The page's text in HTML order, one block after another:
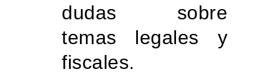
dudas sobre
temas legales y
fiscales.